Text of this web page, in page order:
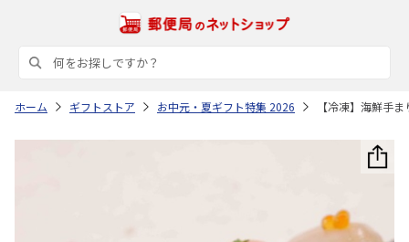
ホーム ギフトストア お中元・夏ギフト特集 2026 【冷凍】海鮮手